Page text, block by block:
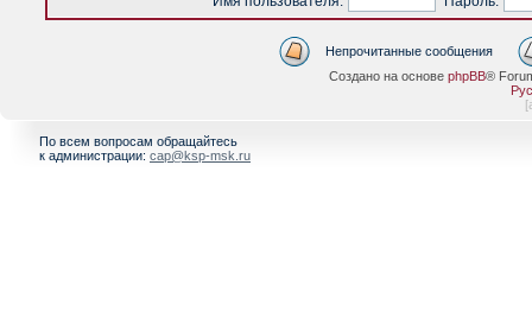
Непрочитанные сообщения
Создано на основе phpBB®
[
По всем вопросам обращайтесь
к администрации: cap@ksp-msk.ru